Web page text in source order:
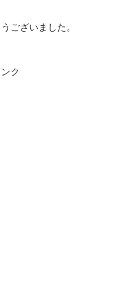
ございました。
ク